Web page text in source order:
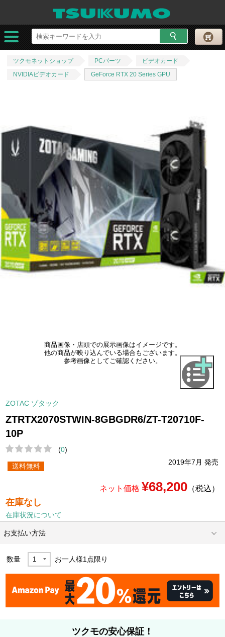
ツクモネットショップ PCパーツ
ビデオカード
NVIDIAビデオカード
GeForce RTX 20 Series GPU
商品画像・店頭での展示画像はイメージです。
他の商品が映り込んでいる場合もございます。
参考画像としてご確認ください。
ZOTAC ゾタック
ZTRTX2070STWIN-8GBGDR6/ZT-T20710F-
10P
(0)
2019年7月 発売
送料無料
ネット価格 ¥68,200（税込）
在庫なし
在庫状況について
お支払い方法
数量 お一人様1点限り
ツクモの安心保証！